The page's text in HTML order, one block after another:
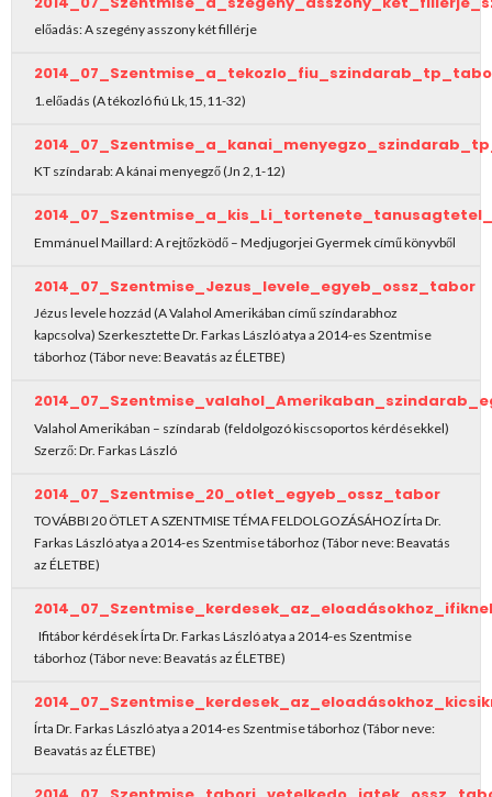
előadás: A szegény asszony két fillérje
1.előadás (A tékozló fiú Lk,15,11-32)
KT színdarab: A kánai menyegző (Jn 2,1-12)
Emmánuel Maillard: A rejtőzködő – Medjugorjei Gyermek című könyvből
2014_07_Szentmise_Jezus_levele_egyeb_ossz_tabor
Jézus levele hozzád (A Valahol Amerikában című színdarabhoz
kapcsolva) Szerkesztette Dr. Farkas László atya a 2014-es Szentmise
táborhoz (Tábor neve: Beavatás az ÉLETBE)
Valahol Amerikában – színdarab (feldolgozó kiscsoportos kérdésekkel)
Szerző: Dr. Farkas László
2014_07_Szentmise_20_otlet_egyeb_ossz_tabor
TOVÁBBI 20 ÖTLET A SZENTMISE TÉMA FELDOLGOZÁSÁHOZ Írta Dr.
Farkas László atya a 2014-es Szentmise táborhoz (Tábor neve: Beavatás
az ÉLETBE)
Ifitábor kérdések Írta Dr. Farkas László atya a 2014-es Szentmise
táborhoz (Tábor neve: Beavatás az ÉLETBE)
Írta Dr. Farkas László atya a 2014-es Szentmise táborhoz (Tábor neve:
Beavatás az ÉLETBE)